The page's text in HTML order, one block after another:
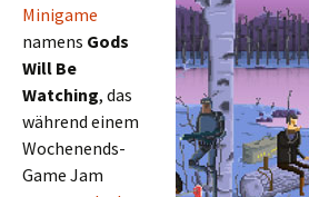
Minigame
namens Gods
Will Be
Watching, das
während einem
Wochenends-
Game Jam